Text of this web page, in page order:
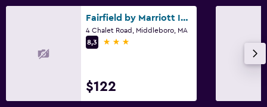
Fairfield by Marriott Inn & Suites Raynham Middleborough/Plymouth
4 Chalet Road, Middleboro, MA
8,3
3 estrellas
$122